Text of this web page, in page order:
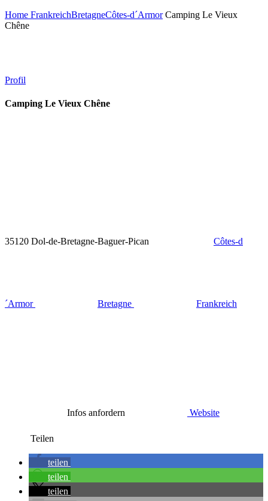
Home FrankreichBretagneCôtes-d´Armor Camping Le Vieux
Chêne
Profil
Camping Le Vieux Chêne
35120 Dol-de-Bretagne-Baguer-Pican Côtes-d
´Armor Bretagne Frankreich
Infos anfordern Website
Teilen
teilen
teilen
teilen